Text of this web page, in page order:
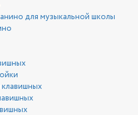
для музыкальной школы